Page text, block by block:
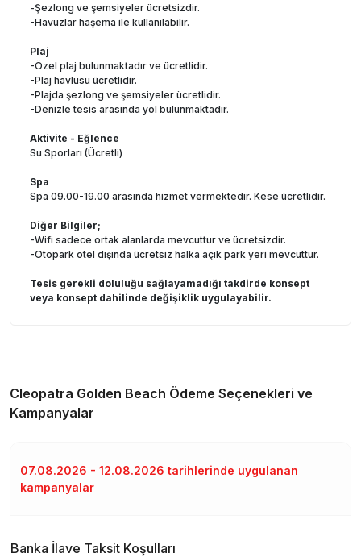
-Şezlong ve şemsiyeler ücretsizdir.
-Havuzlar haşema ile kullanılabilir.
Plaj
-Özel plaj bulunmaktadır ve ücretlidir.
-Plaj havlusu ücretlidir.
-Plajda şezlong ve şemsiyeler ücretlidir.
-Denizle tesis arasında yol bulunmaktadır.
Aktivite - Eğlence
Su Sporları (Ücretli)
Spa
Spa 09.00-19.00 arasında hizmet vermektedir. Kese ücretlidir.
Diğer Bilgiler;
-Wifi sadece ortak alanlarda mevcuttur ve ücretsizdir.
-Otopark otel dışında ücretsiz halka açık park yeri mevcuttur.
Tesis gerekli doluluğu sağlayamadığı takdirde konsept
veya konsept dahilinde değişiklik uygulayabilir.
Cleopatra Golden Beach Ödeme Seçenekleri ve
Kampanyalar
07.08.2026 - 12.08.2026 tarihlerinde uygulanan
kampanyalar
Banka İlave Taksit Koşulları